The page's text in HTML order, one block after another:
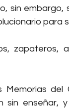
sin embargo,
para
zapateros,
del
enseñar,